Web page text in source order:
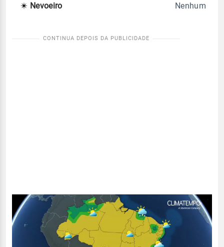
Nevoeiro Nenhum